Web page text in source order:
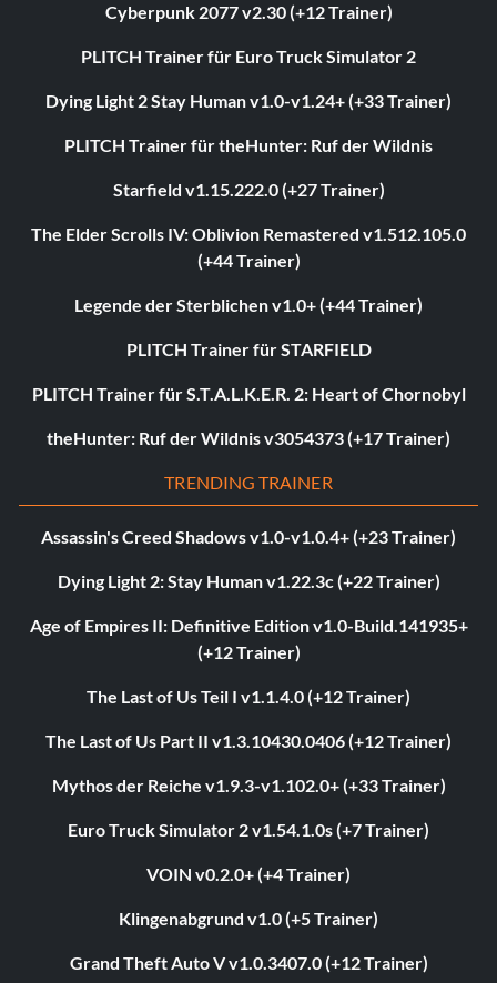
Cyberpunk 2077 v2.30 (+12 Trainer)
PLITCH Trainer für Euro Truck Simulator 2
Dying Light 2 Stay Human v1.0-v1.24+ (+33 Trainer)
PLITCH Trainer für theHunter: Ruf der Wildnis
Starfield v1.15.222.0 (+27 Trainer)
The Elder Scrolls IV: Oblivion Remastered v1.512.105.0
(+44 Trainer)
Legende der Sterblichen v1.0+ (+44 Trainer)
PLITCH Trainer für STARFIELD
PLITCH Trainer für S.T.A.L.K.E.R. 2: Heart of Chornobyl
theHunter: Ruf der Wildnis v3054373 (+17 Trainer)
TRENDING TRAINER
Assassin's Creed Shadows v1.0-v1.0.4+ (+23 Trainer)
Dying Light 2: Stay Human v1.22.3c (+22 Trainer)
Age of Empires II: Definitive Edition v1.0-Build.141935+
(+12 Trainer)
The Last of Us Teil I v1.1.4.0 (+12 Trainer)
The Last of Us Part II v1.3.10430.0406 (+12 Trainer)
Mythos der Reiche v1.9.3-v1.102.0+ (+33 Trainer)
Euro Truck Simulator 2 v1.54.1.0s (+7 Trainer)
VOIN v0.2.0+ (+4 Trainer)
Klingenabgrund v1.0 (+5 Trainer)
Grand Theft Auto V v1.0.3407.0 (+12 Trainer)